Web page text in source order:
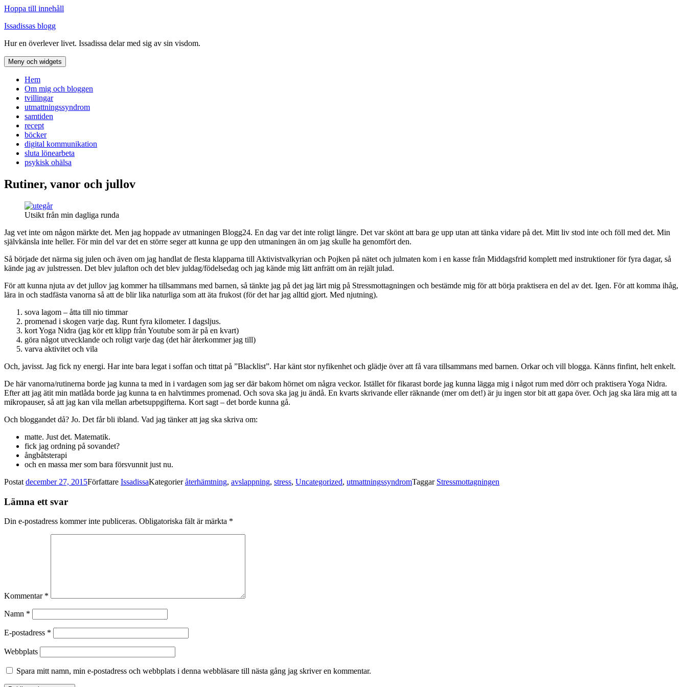
Hoppa till innehåll
Issadissas blogg
Hur en överlever livet. Issadissa delar med sig av sin visdom.
Meny och widgets
Hem
Om mig och bloggen
tvillingar
utmattningssyndrom
samtiden
recept
böcker
digital kommunikation
sluta lönearbeta
psykisk ohälsa
Rutiner, vanor och jullov
Utsikt från min dagliga runda
Jag vet inte om någon märkte det. Men jag hoppade av utmaningen Blogg24. En dag var det inte roligt längre. Det var skönt att bara ge upp utan att tänka vidare på det. Mitt liv stod inte och föll med det. Min
självkänsla inte heller. För min del var det en större seger att kunna ge upp den utmaningen än om jag skulle ha genomfört den.
Så började det närma sig julen och även om jag handlat de flesta klapparna till Aktivistvalkyrian och Pojken på nätet och julmaten kom i en kasse från Middagsfrid komplett med instruktioner för fyra dagar, så
kände jag av julstressen. Det blev julafton och det blev juldag/födelsedag och jag kände mig lätt anfrätt om än rejält julad.
För att kunna njuta av det jullov jag kommer ha tillsammans med barnen, så tänkte jag på det jag lärt mig på Stressmottagningen och bestämde mig för att börja praktisera en del av det. Igen. För att komma ihåg,
lära in och stadfästa vanorna så att de blir lika naturliga som att äta frukost (för det har jag alltid gjort. Med njutning).
sova lagom – åtta till nio timmar
promenad i skogen varje dag. Runt fyra kilometer. I dagsljus.
kort Yoga Nidra (jag kör ett klipp från Youtube som är på en kvart)
göra något utvecklande och roligt varje dag (det här återkommer jag till)
varva aktivitet och vila
Och, javisst. Jag fick ny energi. Har inte bara legat i soffan och tittat på ”Blacklist”. Har känt stor nyfikenhet och glädje över att få vara tillsammans med barnen. Orkar och vill blogga. Känns finfint, helt enkelt.
De här vanorna/rutinerna borde jag kunna ta med in i vardagen som jag ser där bakom hörnet om några veckor. Istället för fikarast borde jag kunna lägga mig i något rum med dörr och praktisera Yoga Nidra.
Efter att jag ätit min matlåda borde jag kunna ta en halvtimmes promenad. Och sova ska jag ju ändå. En kvarts skrivande eller räknande (mer om det!) är ju ingen stor bit att gapa över. Och jag ska lära mig att ta
mikropauser, så att jag kan vila mellan arbetsuppgifterna. Kort sagt – det borde kunna gå.
Och bloggandet då? Jo. Det får bli ibland. Vad jag tänker att jag ska skriva om:
matte. Just det. Matematik.
fick jag ordning på sovandet?
ångbåtsterapi
och en massa mer som bara försvunnit just nu.
Postat december 27, 2015Författare IssadissaKategorieråterhämtning, avslappning, stress, Uncategorized, utmattningssyndromTaggar Stressmottagningen
Lämna ett svar
Din e-postadress kommer inte publiceras. Obligatoriska fält är märkta *
Kommentar *
Namn *
E-postadress *
Webbplats
Spara mitt namn, min e-postadress och webbplats i denna webbläsare till nästa gång jag skriver en kommentar.